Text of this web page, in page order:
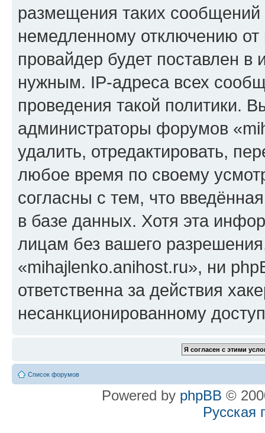
размещения таких
немедленному отключению
провайдер будет поставлен в
нужным. IP-адреса всех
проведения такой политики.
администраторы форумов
удалить, отредактировать,
любое время по своему
согласны с тем, что
в базе данных. Хотя эта
лицам без вашего
«mihajlenko.anihost.ru», ни
ответственна за действия
несанкционированному
Список форумов
Powered by phpBB ©
Русская